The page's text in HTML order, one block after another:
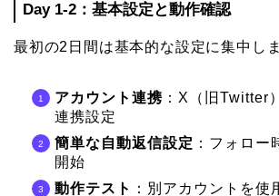
Day 1-2：基本設定と動作確認
最初の2日間は基本的な設定に集中し
アカウント連携 ：X（旧Twitter
連携設定
簡単な自動返信設定 ：フォロー
開始
動作テスト
：別アカウントを使